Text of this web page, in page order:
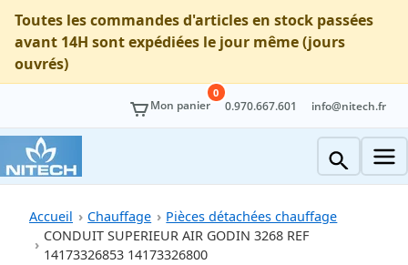
Toutes les commandes d'articles en stock passées
avant 14H sont expédiées le jour même (jours
ouvrés)
Mon panier
0
0.970.667.601 info@nitech.fr
Accueil Chauffage
Pièces détachées chauffage
CONDUIT SUPERIEUR AIR GODIN 3268 REF
14173326853 14173326800